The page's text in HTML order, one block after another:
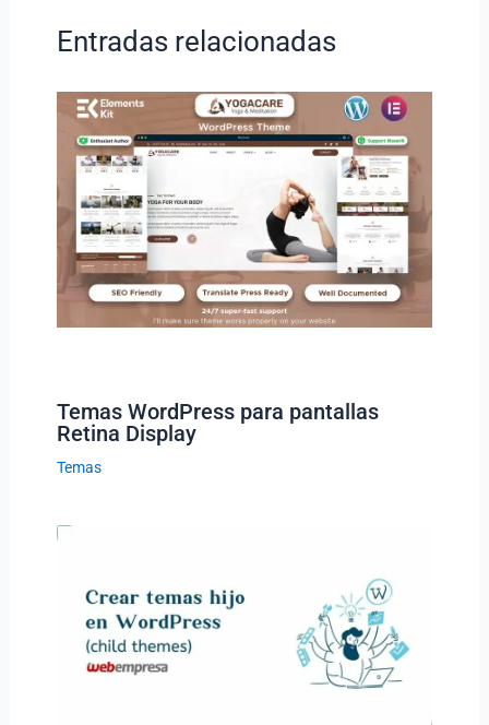
Entradas relacionadas
Temas WordPress para pantallas
Retina Display
Temas